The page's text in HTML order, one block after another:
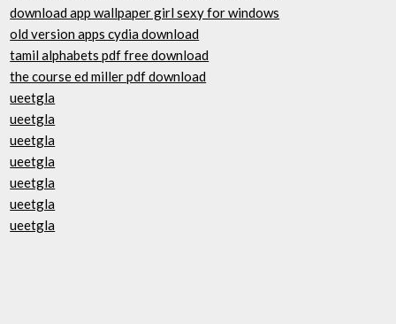
download app wallpaper girl sexy for windows
old version apps cydia download
tamil alphabets pdf free download
the course ed miller pdf download
ueetgla
ueetgla
ueetgla
ueetgla
ueetgla
ueetgla
ueetgla